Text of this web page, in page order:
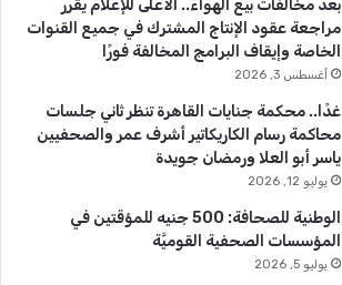
بعد مخالفات بيع الهواء.. الأعلى للإعلام يقرر
مراجعة عقود الإنتاج المشترك في جميع القنوات
الخاصة وإيقاف البرامج المخالفة فورًا
أغسطس 3, 2026
غدًا.. محكمة جنايات القاهرة تنظر ثاني جلسات
محاكمة رسام الكاريكاتير أشرف عمر والصحفيين
ياسر أبو العلا ورمضان جويدة
يوليو 12, 2026
الوطنية للصحافة: 500 جنيه للمؤقتين في
المؤسسات الصحفية القوميَّة
يوليو 5, 2026